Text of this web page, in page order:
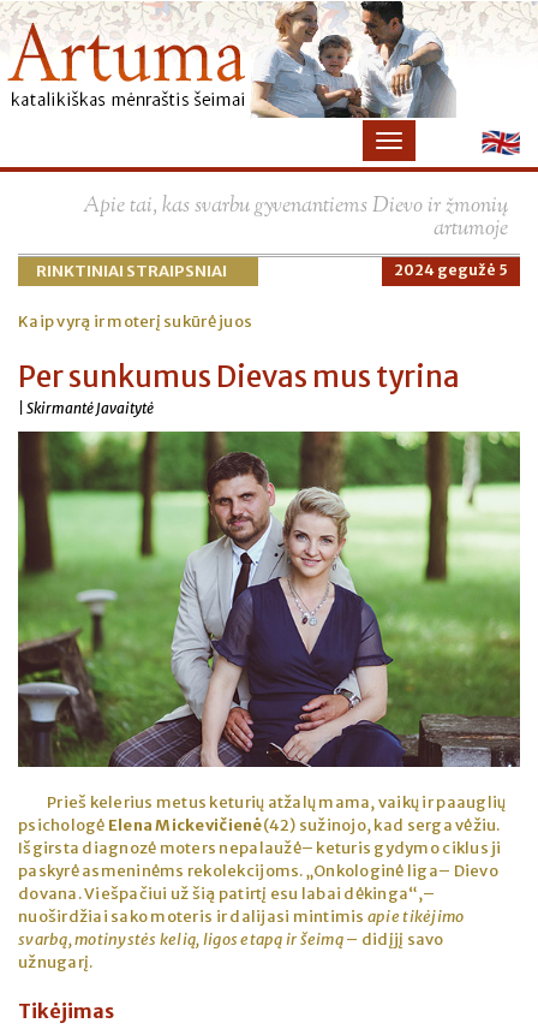
Apie tai, kas svarbu gyvenantiems Dievo ir žmonių
artumoje
RINKTINIAI STRAIPSNIAI 2024 gegužė 5
Kaip vyrą ir moterį sukūrė juos
Per sunkumus Dievas mus tyrina
| Skirmantė Javaitytė
Prieš kelerius metus keturių atžalų mama, vaikų ir paauglių
psichologė Elena Mickevičienė(42) sužinojo, kad serga vėžiu.
Išgirsta diagnozė moters nepalaužė– keturis gydymo ciklus ji
paskyrė asmeninėms rekolekcijoms. „Onkologinė liga– Dievo
dovana. Viešpačiui už šią patirtį esu labai dėkinga“,–
nuoširdžiai sako moteris ir dalijasi mintimis apie tikėjimo
svarbą, motinystės kelią, ligos etapą ir šeimą– didįjį savo
užnugarį.
Tikėjimas